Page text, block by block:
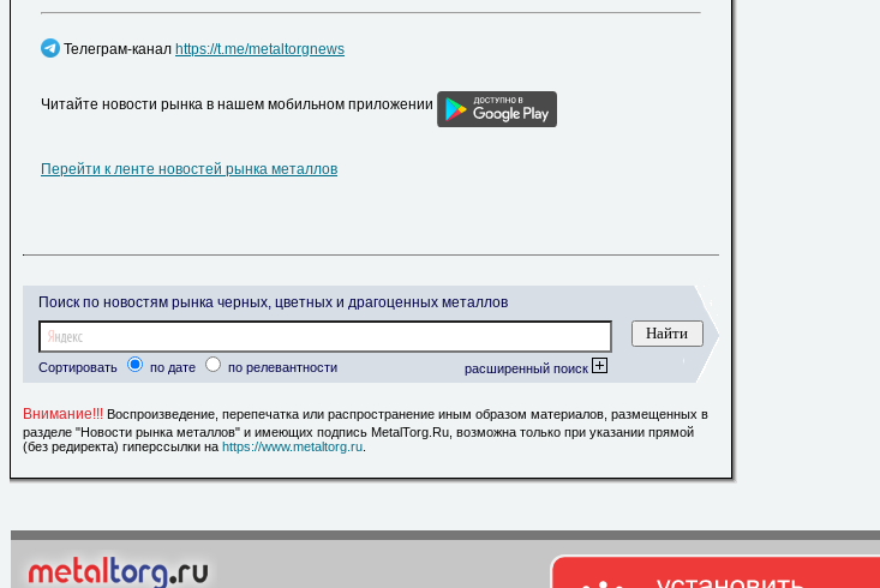
Телеграм-канал https://t.me/metaltorgnews
Читайте новости рынка в нашем мобильном приложении
Перейти к ленте новостей рынка металлов
Поиск по новостям рынка черных, цветных и драгоценных металлов
Сортировать по дате по релевантности расширенный поиск
Внимание!!! Воспроизведение, перепечатка или распространение иным образом материалов, размещенных в
разделе "Новости рынка металлов" и имеющих подпись MetalTorg.Ru, возможна только при указании прямой
(без редиректа) гиперссылки на https://www.metaltorg.ru